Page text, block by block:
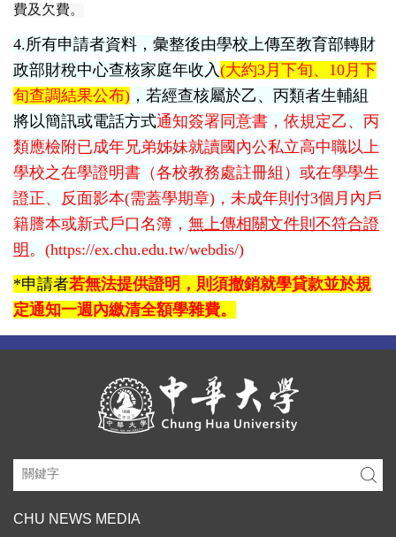
費及欠費。
4.所有申請者資料，彙整後由學校上傳至教育部轉財
政部財稅中心查核家庭年收入 (大約3月下旬、10月下
旬查調結果公布) ，若經查核屬於乙、丙類者生輔組
將以簡訊或電話方式通知簽署同意書，依規定乙、丙
類應檢附已成年兄弟姊妹就讀國內公私立高中職以上
學校之在學證明書（各校教務處註冊組）或在學學生
證正、反面影本(需蓋學期章)，未成年則付3個月內戶
籍謄本或新式戶口名簿， 無上傳相關文件則不符合證
明 。(https://ex.chu.edu.tw/webdis/)
*申請者若無法提供證明，則須撤銷就學貸款並於規
定通知一週內繳清全額學雜費。
CHU NEWS MEDIA